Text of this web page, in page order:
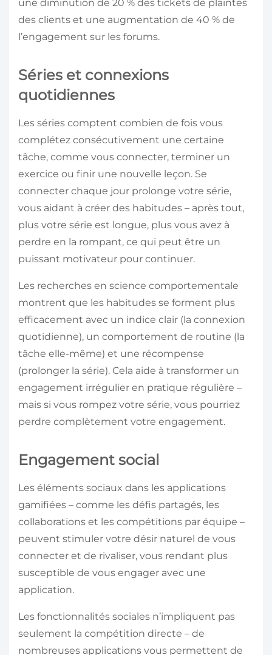
une diminution de 20 % des tickets de plaintes
des clients et une augmentation de 40 % de
l’engagement sur les forums.
Séries et connexions
quotidiennes
Les séries comptent combien de fois vous
complétez consécutivement une certaine
tâche, comme vous connecter, terminer un
exercice ou finir une nouvelle leçon. Se
connecter chaque jour prolonge votre série,
vous aidant à créer des habitudes – après tout,
plus votre série est longue, plus vous avez à
perdre en la rompant, ce qui peut être un
puissant motivateur pour continuer.
Les recherches en science comportementale
montrent que les habitudes se forment plus
efficacement avec un indice clair (la connexion
quotidienne), un comportement de routine (la
tâche elle-même) et une récompense
(prolonger la série). Cela aide à transformer un
engagement irrégulier en pratique régulière –
mais si vous rompez votre série, vous pourriez
perdre complètement votre engagement.
Engagement social
Les éléments sociaux dans les applications
gamifiées – comme les défis partagés, les
collaborations et les compétitions par équipe –
peuvent stimuler votre désir naturel de vous
connecter et de rivaliser, vous rendant plus
susceptible de vous engager avec une
application.
Les fonctionnalités sociales n’impliquent pas
seulement la compétition directe – de
nombreuses applications vous permettent de